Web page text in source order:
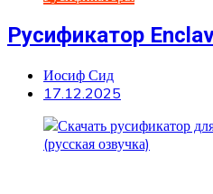
Русификатор
Иосиф Сид
17.12.2025